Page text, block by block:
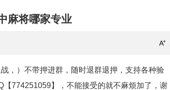
麻将哪家专业
，）不带押进群，随时退群退押，支持各种验
774251059】，不能接受的就不麻烦加了，谢